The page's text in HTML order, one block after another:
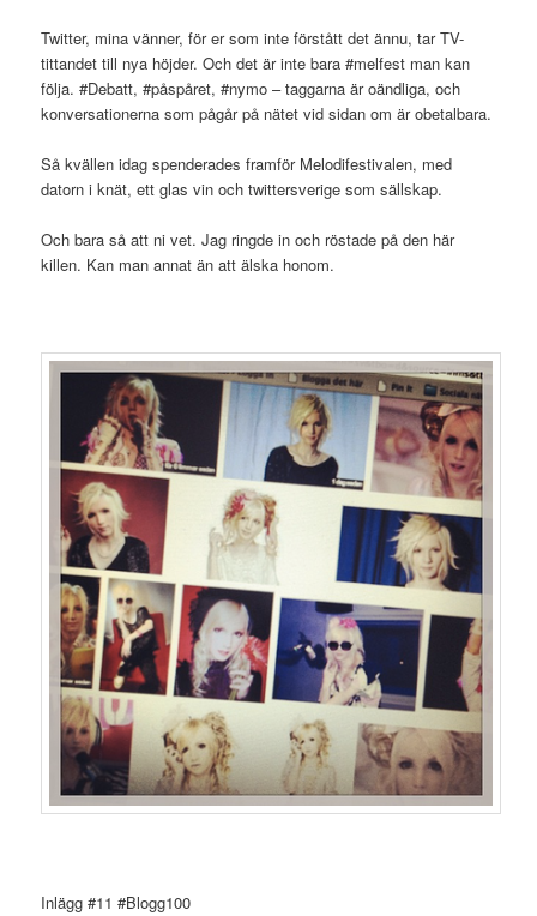
Twitter, mina vänner, för er som inte förstått det ännu, tar TV-
tittandet till nya höjder. Och det är inte bara #melfest man kan
följa. #Debatt, #påspåret, #nymo – taggarna är oändliga, och
konversationerna som pågår på nätet vid sidan om är obetalbara.
Så kvällen idag spenderades framför Melodifestivalen, med
datorn i knät, ett glas vin och twittersverige som sällskap.
Och bara så att ni vet. Jag ringde in och röstade på den här
killen. Kan man annat än att älska honom.
Inlägg #11 #Blogg100